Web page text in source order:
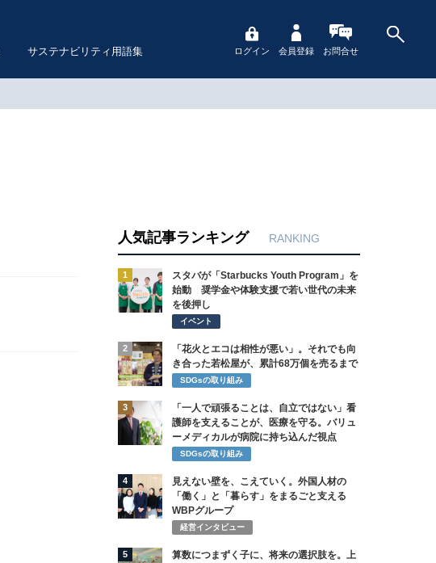
サステナビリティ用語集 ログイン 会員登録 お問合せ
人気記事ランキング RANKING
1
スタバが「Starbucks Youth Program」を
始動 奨学金や体験支援で若い世代の未来
を後押し
イベント
2
「花火とエコは相性が悪い」。それでも向
き合った若松屋が、累計68万個を売るまで
SDGsの取り組み
3
「一人で頑張ることは、自立ではない」看
護師を支えることが、医療を守る。バリュ
ーメディカルが病院に持ち込んだ視点
SDGsの取り組み
4
見えない壁を、こえていく。外国人材の
「働く」と「暮らす」をまるごと支える
WBPグループ
経営インタビュー
5
算数につまずく子に、将来の選択肢を。上